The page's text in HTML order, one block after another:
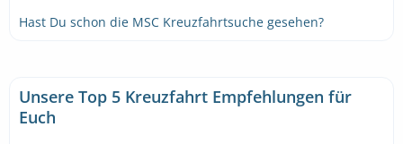
Hast Du schon die MSC Kreuzfahrtsuche gesehen?
Unsere Top 5 Kreuzfahrt Empfehlungen für
Euch